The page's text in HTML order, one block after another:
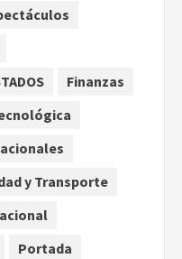
victoria 3-1 de
Jornada 2
2026
pronuncia su
como
de gobierno
2026
Finanzas
y Transporte
Portada